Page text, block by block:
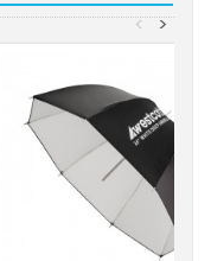
>
<